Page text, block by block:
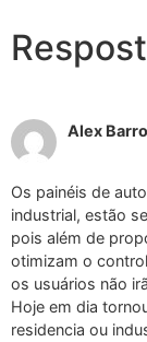
Alex
Os painéis de
industrial, estão
pois além de
otimizam o
os usuários não
Hoje em dia
residencia ou